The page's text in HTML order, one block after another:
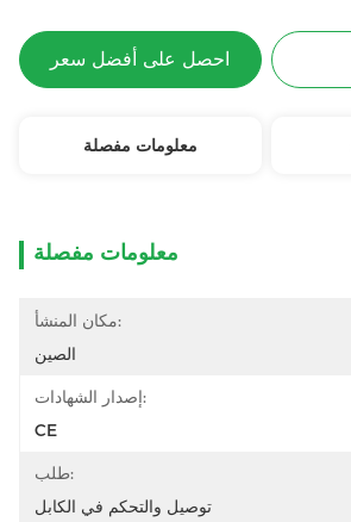
احصل على أفضل سعر
معلومات مفصلة
معلومات مفصلة
مكان المنشأ:
الصين
إصدار الشهادات:
CE
طلب:
توصيل والتحكم في الكابل